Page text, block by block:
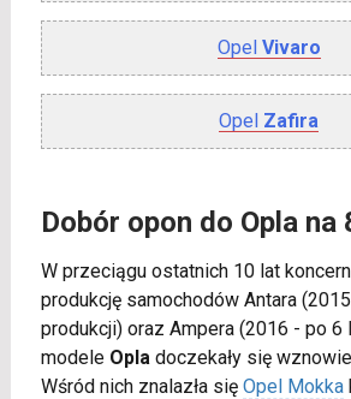
Opel Vivaro
Opel Zafira
Dobór opon do Opla na
W przeciągu ostatnich 10 lat koncern
produkcję samochodów Antara
produkcji) oraz Ampera (2016 - po 6
modele Opladoczekały się
Wśród nich znalazła się Opel Mokka